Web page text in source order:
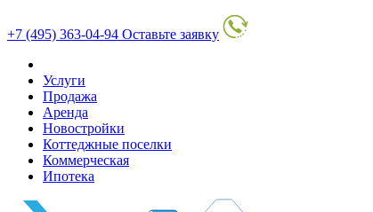
+7 (495) 363-04-94 Оставьте заявку
Услуги
Продажа
Аренда
Новостройки
Коттеджные поселки
Коммерческая
Ипотека